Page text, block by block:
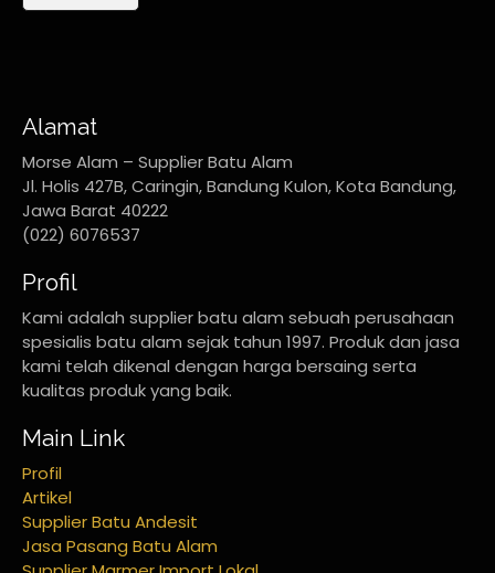
Alamat
Morse Alam – Supplier Batu Alam
Jl. Holis 427B, Caringin, Bandung Kulon, Kota Bandung,
Jawa Barat 40222
(022) 6076537
Profil
Kami adalah supplier batu alam sebuah perusahaan
spesialis batu alam sejak tahun 1997. Produk dan jasa
kami telah dikenal dengan harga bersaing serta
kualitas produk yang baik.
Main Link
Profil
Artikel
Supplier Batu Andesit
Jasa Pasang Batu Alam